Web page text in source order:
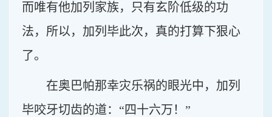
而唯有他加列家族，只有玄阶低级的功
法，所以，加列毕此次，真的打算下狠心
了。
在奥巴帕那幸灾乐祸的眼光中，加列
毕咬牙切齿的道：“四十六万！”